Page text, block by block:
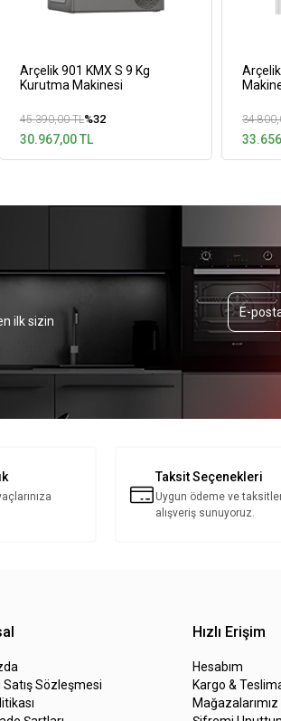
Arçelik 901 KMX S 9 Kg
Kurutma Makinesi
45.390,00 TL%32
30.967,00 TL
ilk sizin
Taksit Seçenekleri
Uygun ödeme ve
alışveriş sunuyoruz.
Sözleşmesi
Hızlı Erişim
Hesabım
Kargo &
Mağazalarımız